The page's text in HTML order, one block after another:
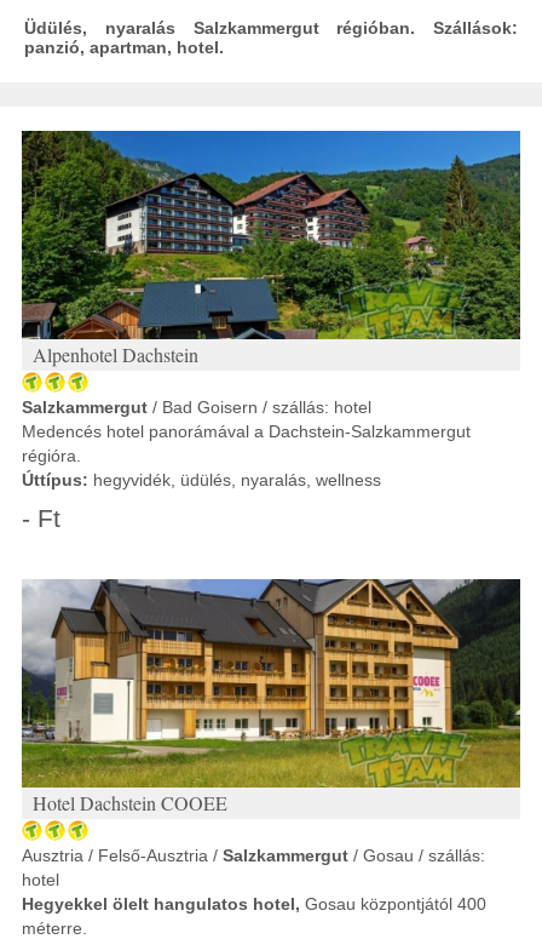
Üdülés, nyaralás Salzkammergut régióban. Szállások:
panzió, apartman, hotel.
Alpenhotel Dachstein
Salzkammergut / Bad Goisern / szállás: hotel
Medencés hotel panorámával a Dachstein-Salzkammergut
régióra.
Úttípus: hegyvidék, üdülés, nyaralás, wellness
- Ft
Hotel Dachstein COOEE
Ausztria / Felső-Ausztria / Salzkammergut / Gosau / szállás:
hotel
Hegyekkel ölelt hangulatos hotel, Gosau központjától 400
méterre.